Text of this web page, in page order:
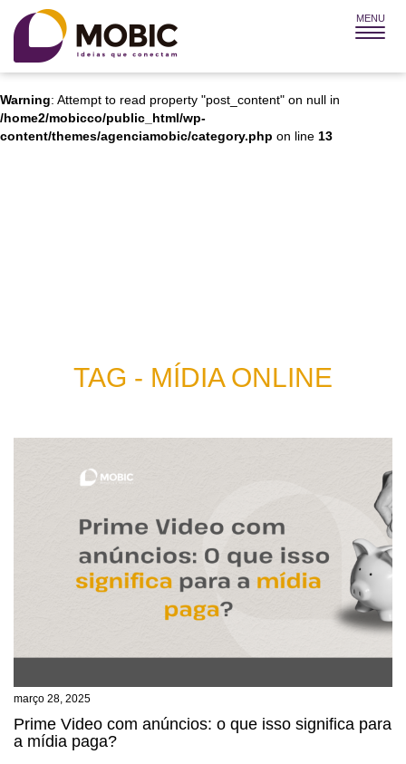
MENU
Warning
: Attempt to read property "post_title" on null in
/home2/mobicco/public_html/wp-
content/themes/agenciamobic/category.php
Warning: Attempt to read property "post_content" on null in
/home2/mobicco/public_html/wp-
content/themes/agenciamobic/category.php on line 13
TAG - MÍDIA ONLINE
março 28, 2025
Prime Video com anúncios: o que isso significa para
a mídia paga?